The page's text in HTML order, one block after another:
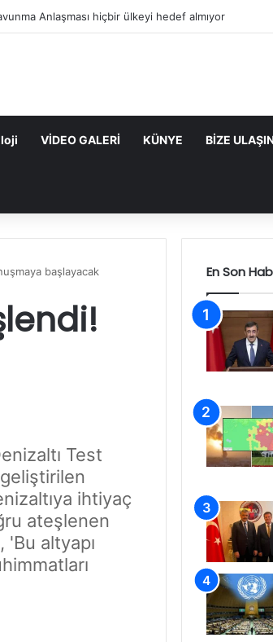
güvenlik mimarisine katkı sağlayacak tarihi bir adım
VİDEO GALERİ KÜNYE BİZE
başlayacak
Test
ihtiyaç
ateşlenen
altyapı
En Son